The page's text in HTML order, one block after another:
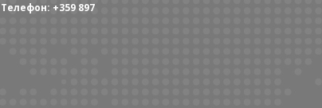
Телефон: +359 897